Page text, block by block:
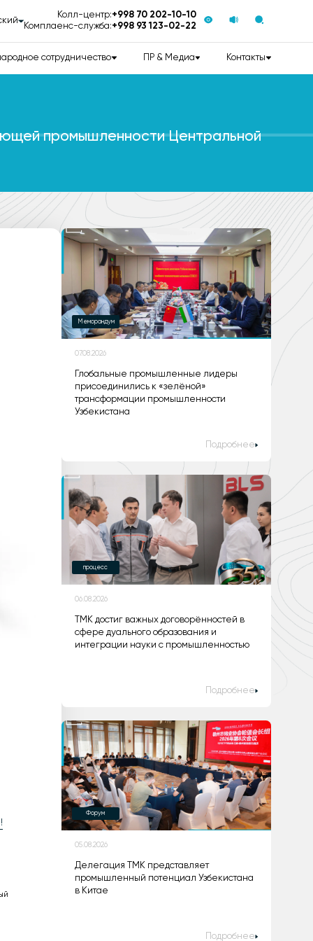
Колл-центр:+998 70 202-10-10
Комплаенс-служба:+998 93 123-02-22
сотрудничество ПР & Медиа Контакты
промышленности Центральной
Меморандум
07.08.2026
Глобальные промышленные лидеры
присоединились к «зелёной»
трансформации промышленности
Узбекистана
Подробнее
процесс
06.08.2026
ТМК достиг важных договорённостей в
сфере дуального образования и
интеграции науки с промышленностью
Подробнее
Форум
05.08.2026
Делегация ТМК представляет
промышленный потенциал Узбекистана
в Китае
Подробнее